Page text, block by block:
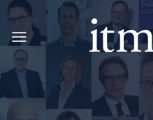
Zum
springen